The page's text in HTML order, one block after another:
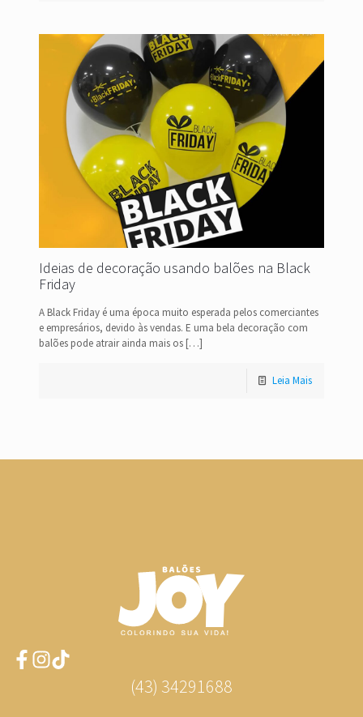
Ideias de decoração usando balões na Black
Friday
A Black Friday é uma época muito esperada pelos comerciantes
e empresários, devido às vendas. E uma bela decoração com
balões pode atrair ainda mais os […]
Leia Mais
(43) 34291688